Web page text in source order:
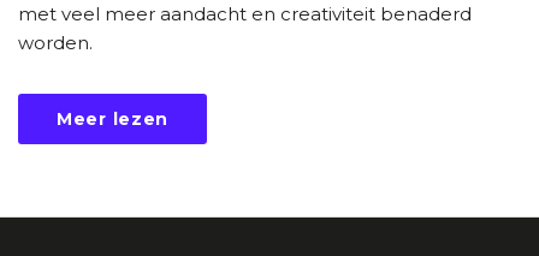
met veel meer aandacht en creativiteit benaderd
worden.
Meer lezen